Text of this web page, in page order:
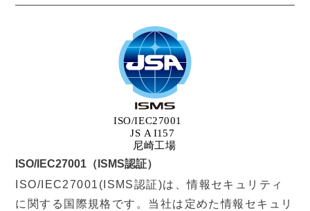
ISO/IEC27001（ISMS認証）
ISO/IEC27001(ISMS認証)は、情報セキュリティ
に関する国際規格です。当社は定めた情報セキュリ